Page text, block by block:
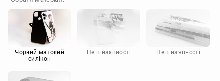
Doogee
Infinix
Sony
Motorola
Чорний матовий
силікон
Не в наявності Не в наявності